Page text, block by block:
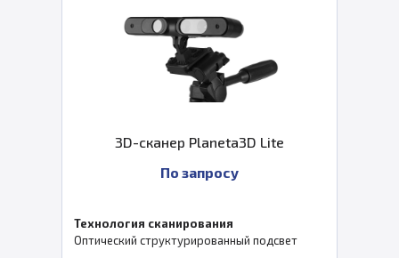
3D-сканер Planeta3D Lite
По запросу
Технология сканирования
Оптический структурированный подсвет